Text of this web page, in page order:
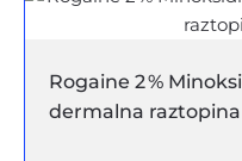
Rogaine 2 %
dermalna raztopina